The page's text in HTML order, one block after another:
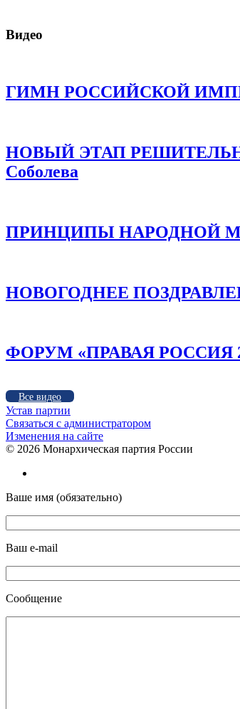
Видео
ГИМН РОССИЙСКОЙ
НОВЫЙ ЭТАП
Соболева
ПРИНЦИПЫ НАРОДНОЙ
НОВОГОДНЕЕ
ФОРУМ «ПРАВАЯ РОССИЯ
Все видео
Устав партии
Связаться с администратором
Изменения на сайте
© 2026 Монархическая партия России
Ваше имя (обязательно)
Ваш e-mail
Сообщение